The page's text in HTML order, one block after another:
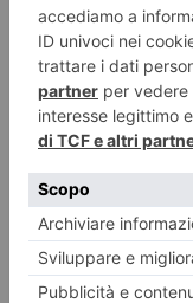
SOCIOGRAFIA
di conoscere il compianto